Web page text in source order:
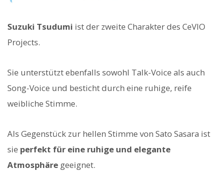
Suzuki Tsudumi ist der zweite Charakter des CeVIO
Projects.
Sie unterstützt ebenfalls sowohl Talk-Voice als auch
Song-Voice und besticht durch eine ruhige, reife
weibliche Stimme.
Als Gegenstück zur hellen Stimme von Sato Sasara ist
sie perfekt für eine ruhige und elegante
Atmosphäre geeignet.